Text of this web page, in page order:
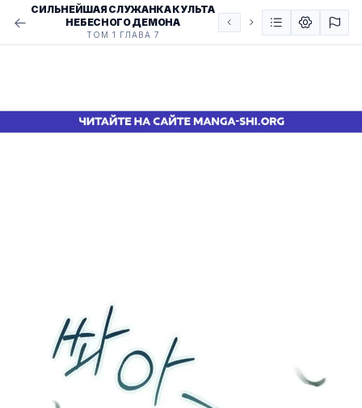
СИЛЬНЕЙШАЯ СЛУЖАНКА КУЛЬТА
НЕБЕСНОГО ДЕМОНА
ТОМ 1 ГЛАВА 7